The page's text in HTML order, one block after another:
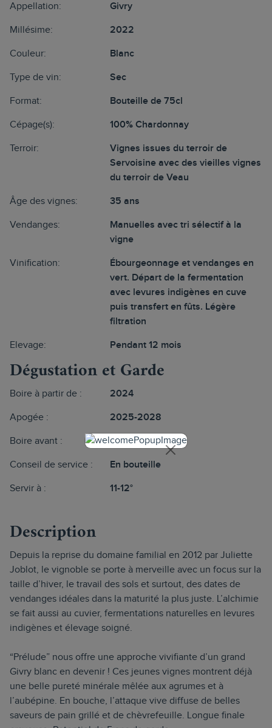
Appellation: Givry
Millésime: 2022
Couleur: Blanc
Type de vin: Sec
Format: Bouteille de 75cl
Cépage(s): 100% Chardonnay
Terroir:
Vignes issues du terroir de
Servoisine avec des vieilles vignes
du terroir de Veau
Âge des vignes: 35 ans
Vendanges:
Manuelles avec tri sélectif à la
vigne
Vinification:
Ébourgeonnage et vendanges en
vert. Départ de la fermentation
avec levures indigènes en cuve
puis transfert en fûts. Légère
filtration
Elevage: Pendant 12 mois
Dégustation et Garde
Boire à partir de : 2024
Apogée : 2025-2028
Boire avant : 2030+
Conseil de service : En bouteille
Servir à : 11-12°
Description
Depuis la reprise du domaine familial en 2012 par Juliette
Joblot, le vignoble se porte à merveille avec un focus sur la
taille d’hiver, le travail des sols et surtout, des dates de
vendanges idéales dans la maturité la plus juste. L’alchimie
se fait aussi au cuvier, fermentations naturelles en levures
indigènes et élevage soigné.
“Prélude” nous offre une approche vivifiante d’un grand
Givry blanc en devenir ! Ces jeunes vignes montrent déjà
une belle pureté minérale mêlée aux agrumes et à
l’aubépine. En bouche, l’attaque vive diffuse de belles
saveurs de pain grillé et de chèvrefeuille. Longue finale